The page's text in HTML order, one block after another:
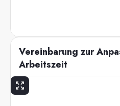
Vereinbarung zur
Arbeitszeit